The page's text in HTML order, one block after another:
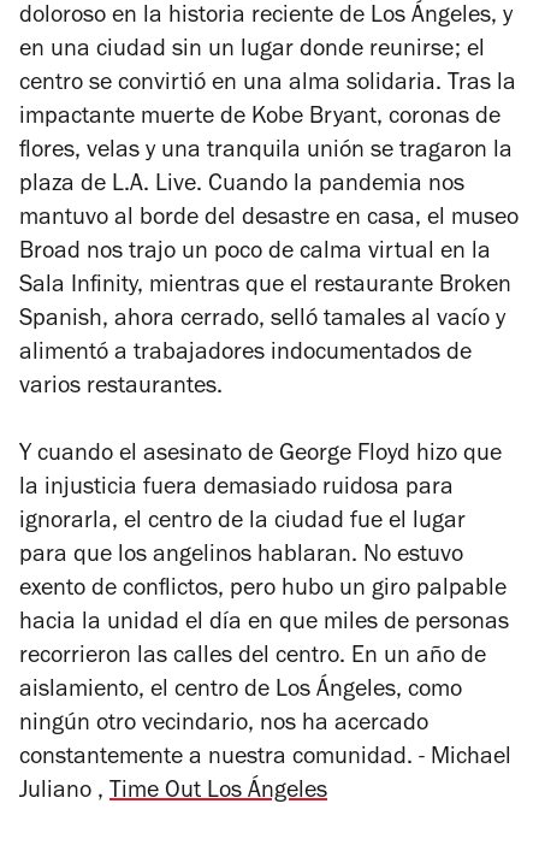
doloroso en la historia reciente de Los Ángeles, y
en una ciudad sin un lugar donde reunirse; el
centro se convirtió en una alma solidaria. Tras la
impactante muerte de Kobe Bryant, coronas de
flores, velas y una tranquila unión se tragaron la
plaza de L.A. Live. Cuando la pandemia nos
mantuvo al borde del desastre en casa, el museo
Broad nos trajo un poco de calma virtual en la
Sala Infinity, mientras que el restaurante Broken
Spanish, ahora cerrado, selló tamales al vacío y
alimentó a trabajadores indocumentados de
varios restaurantes.
Y cuando el asesinato de George Floyd hizo que
la injusticia fuera demasiado ruidosa para
ignorarla, el centro de la ciudad fue el lugar
para que los angelinos hablaran. No estuvo
exento de conflictos, pero hubo un giro palpable
hacia la unidad el día en que miles de personas
recorrieron las calles del centro. En un año de
aislamiento, el centro de Los Ángeles, como
ningún otro vecindario, nos ha acercado
constantemente a nuestra comunidad. - Michael
Juliano , Time Out Los Ángeles